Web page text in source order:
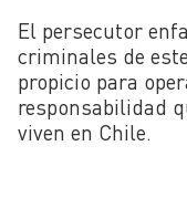
El persecutor
criminales de
propicio para
responsabilidad
viven en Chile.